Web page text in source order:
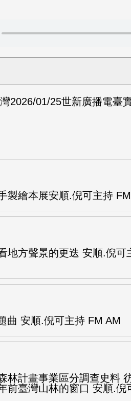
2026/01/25世新廣播電臺
製繪本展安順.倪可主持
地方聲景的更迭 安順.倪可
曲 安順.倪可主持 FM AM
林計畫事業區分調查史料
前臺灣山林的窗口 安順.倪